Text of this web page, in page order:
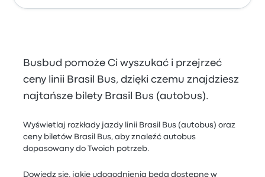
Busbud pomoże Ci wyszukać i przejrzeć
ceny linii Brasil Bus, dzięki czemu znajdziesz
najtańsze bilety Brasil Bus (autobus).
Wyświetlaj rozkłady jazdy linii Brasil Bus (autobus) oraz
ceny biletów Brasil Bus, aby znaleźć autobus
dopasowany do Twoich potrzeb.
Dowiedz się, jakie udogodnienia będą dostępne w